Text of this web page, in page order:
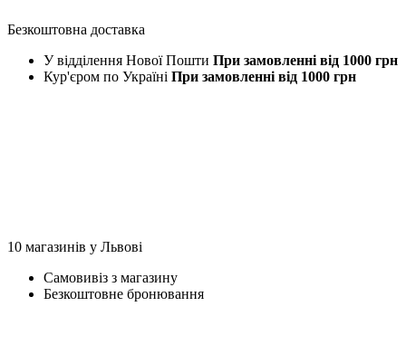
Безкоштовна доставка
У відділення Нової Пошти При замовленні від 1000 грн
Кур'єром по Україні При замовленні від 1000 грн
10 магазинів у Львові
Самовивіз з магазину
Безкоштовне бронювання